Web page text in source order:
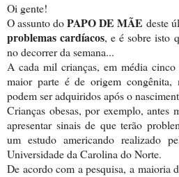
Oi gente!
O assunto doPAPO DE MÃE deste
problemas cardíacos, e é sobre isto
no decorrer da semana...
A cada mil crianças, em média
maior parte é de origem congênita,
podem ser adquiridos após o
Crianças obesas, por exemplo, antes
apresentar sinais de que terão
um estudo americando realizado
Universidade da Carolina do Norte.
De acordo com a pesquisa, a maioria